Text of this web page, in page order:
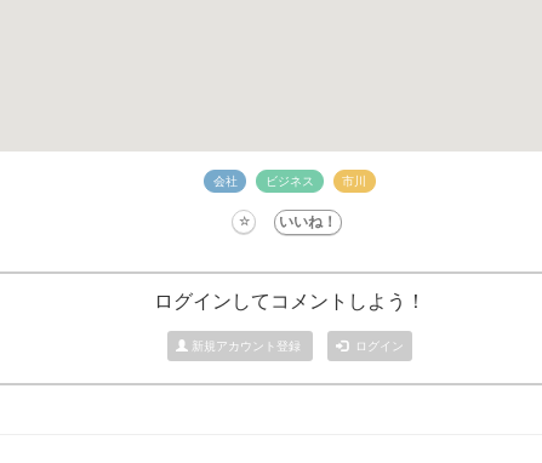
会社 ビジネス 市川
ログインしてコメントしよう！
新規アカウント登録 ログイン